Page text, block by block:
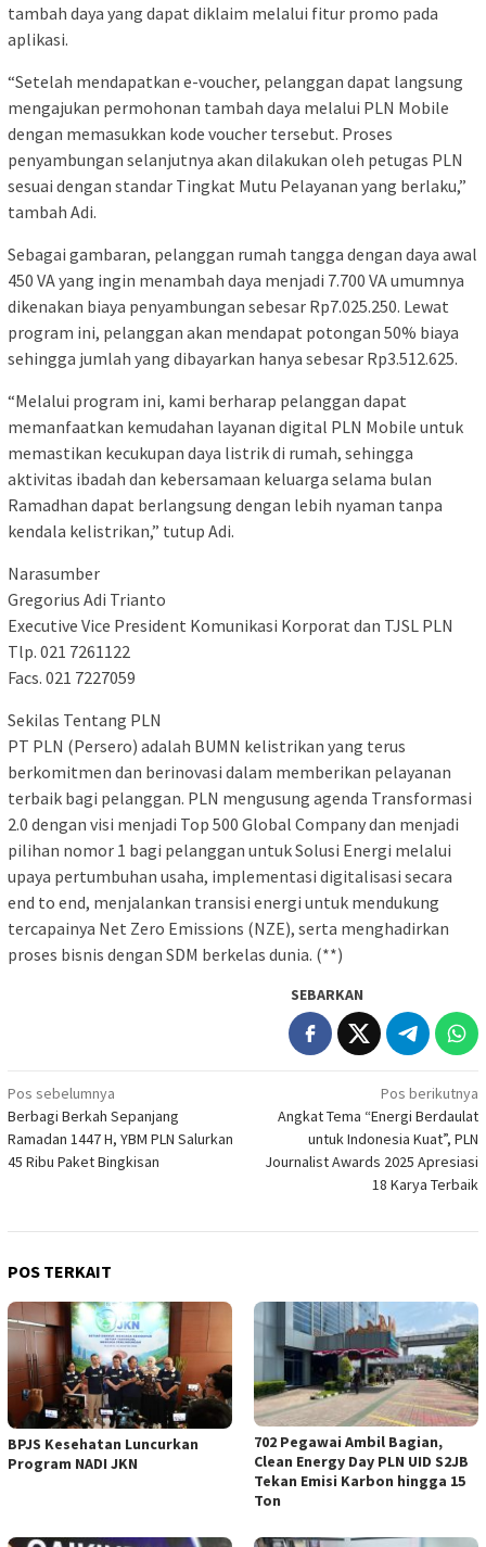
tambah daya yang dapat diklaim melalui fitur promo pada
aplikasi.
“Setelah mendapatkan e-voucher, pelanggan dapat langsung
mengajukan permohonan tambah daya melalui PLN Mobile
dengan memasukkan kode voucher tersebut. Proses
penyambungan selanjutnya akan dilakukan oleh petugas PLN
sesuai dengan standar Tingkat Mutu Pelayanan yang berlaku,”
tambah Adi.
Sebagai gambaran, pelanggan rumah tangga dengan daya awal
450 VA yang ingin menambah daya menjadi 7.700 VA umumnya
dikenakan biaya penyambungan sebesar Rp7.025.250. Lewat
program ini, pelanggan akan mendapat potongan 50% biaya
sehingga jumlah yang dibayarkan hanya sebesar Rp3.512.625.
“Melalui program ini, kami berharap pelanggan dapat
memanfaatkan kemudahan layanan digital PLN Mobile untuk
memastikan kecukupan daya listrik di rumah, sehingga
aktivitas ibadah dan kebersamaan keluarga selama bulan
Ramadhan dapat berlangsung dengan lebih nyaman tanpa
kendala kelistrikan,” tutup Adi.
Narasumber
Gregorius Adi Trianto
Executive Vice President Komunikasi Korporat dan TJSL PLN
Tlp. 021 7261122
Facs. 021 7227059
Sekilas Tentang PLN
PT PLN (Persero) adalah BUMN kelistrikan yang terus
berkomitmen dan berinovasi dalam memberikan pelayanan
terbaik bagi pelanggan. PLN mengusung agenda Transformasi
2.0 dengan visi menjadi Top 500 Global Company dan menjadi
pilihan nomor 1 bagi pelanggan untuk Solusi Energi melalui
upaya pertumbuhan usaha, implementasi digitalisasi secara
end to end, menjalankan transisi energi untuk mendukung
tercapainya Net Zero Emissions (NZE), serta menghadirkan
proses bisnis dengan SDM berkelas dunia. (**)
SEBARKAN
Navigasi
pos
Pos sebelumnya
Berbagi Berkah Sepanjang
Ramadan 1447 H, YBM PLN Salurkan
45 Ribu Paket Bingkisan
Pos berikutnya
Angkat Tema “Energi Berdaulat
untuk Indonesia Kuat”, PLN
Journalist Awards 2025 Apresiasi
18 Karya Terbaik
POS TERKAIT
BPJS Kesehatan Luncurkan
Program NADI JKN
702 Pegawai Ambil Bagian,
Clean Energy Day PLN UID S2JB
Tekan Emisi Karbon hingga 15
Ton